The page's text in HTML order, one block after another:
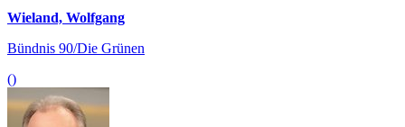
Wieland, Wolfgang
Bündnis 90/Die Grünen
()